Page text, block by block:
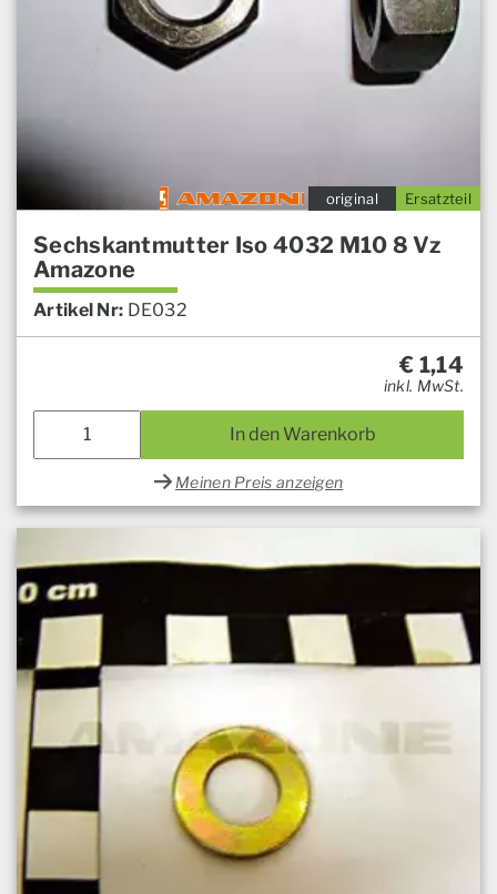
Ersatzteil
original
Sechskantmutter Iso 4032 M10 8 Vz
Amazone
Artikel Nr: DE032
€ 1,14
inkl. MwSt.
In den Warenkorb
Meinen Preis anzeigen